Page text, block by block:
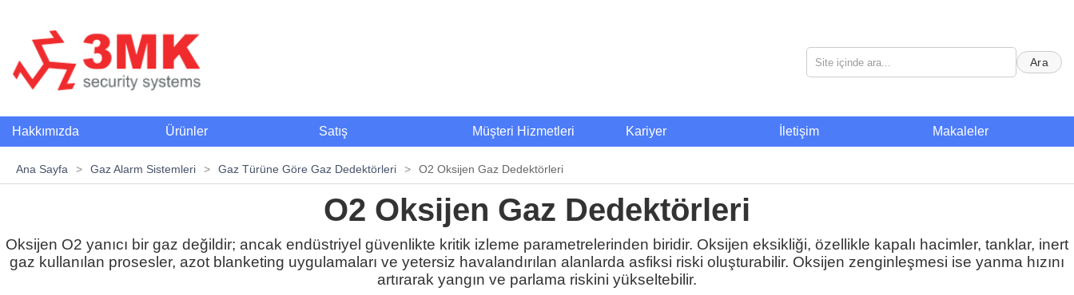
Ara
Hakkımızda Ürünler Satış Müşteri Hizmetleri Kariyer İletişim Makaleler
Ana Sayfa > Gaz Alarm Sistemleri > Gaz Türüne Göre Gaz Dedektörleri > O2 Oksijen Gaz Dedektörleri
O2 Oksijen Gaz Dedektörleri
Oksijen O2 yanıcı bir gaz değildir; ancak endüstriyel güvenlikte kritik izleme parametrelerinden biridir. Oksijen eksikliği, özellikle kapalı hacimler, tanklar, inert
gaz kullanılan prosesler, azot blanketing uygulamaları ve yetersiz havalandırılan alanlarda asfiksi riski oluşturabilir. Oksijen zenginleşmesi ise yanma hızını
artırarak yangın ve parlama riskini yükseltebilir.